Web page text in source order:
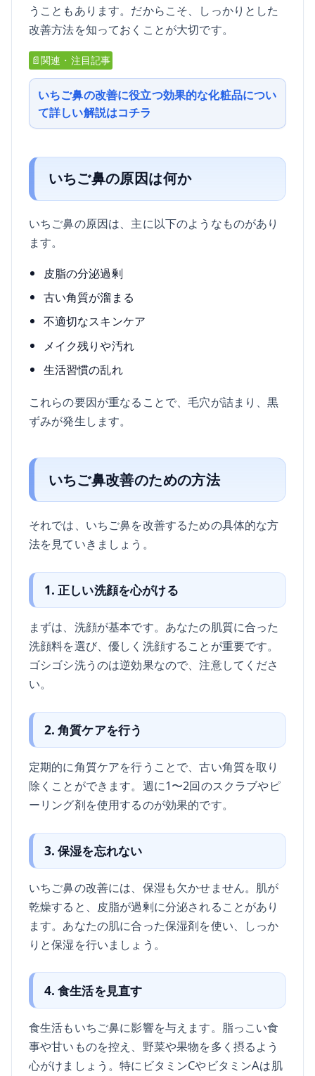
うこともあります。だからこそ、しっかりとした
改善方法を知っておくことが大切です。
📄関連・注目記事
いちご鼻の改善に役立つ効果的な化粧品につい
て詳しい解説はコチラ
いちご鼻の原因は何か
いちご鼻の原因は、主に以下のようなものがあり
ます。
皮脂の分泌過剰
古い角質が溜まる
不適切なスキンケア
メイク残りや汚れ
生活習慣の乱れ
これらの要因が重なることで、毛穴が詰まり、黒
ずみが発生します。
いちご鼻改善のための方法
それでは、いちご鼻を改善するための具体的な方
法を見ていきましょう。
1. 正しい洗顔を心がける
まずは、洗顔が基本です。あなたの肌質に合った
洗顔料を選び、優しく洗顔することが重要です。
ゴシゴシ洗うのは逆効果なので、注意してくださ
い。
2. 角質ケアを行う
定期的に角質ケアを行うことで、古い角質を取り
除くことができます。週に1〜2回のスクラブやピ
ーリング剤を使用するのが効果的です。
3. 保湿を忘れない
いちご鼻の改善には、保湿も欠かせません。肌が
乾燥すると、皮脂が過剰に分泌されることがあり
ます。あなたの肌に合った保湿剤を使い、しっか
りと保湿を行いましょう。
4. 食生活を見直す
食生活もいちご鼻に影響を与えます。脂っこい食
事や甘いものを控え、野菜や果物を多く摂るよう
心がけましょう。特にビタミンCやビタミンAは肌